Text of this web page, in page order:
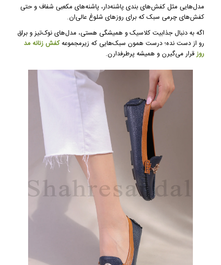
مدل‌هایی مثل کفش‌های بندی پاشنه‌دار، پاشنه‌های مکعبی شفاف و حتی
کفش‌های چرمی سبک که برای روزهای شلوغ عالی‌ان.
اگه به دنبال جذابیت کلاسیک و همیشگی هستی، مدل‌های نوک‌تیز و براق
رو از دست نده؛ درست همون سبک‌هایی که زیرمجموعهکفش زنانه مد
روزقرار می‌گیرن و همیشه پرطرفدارن.